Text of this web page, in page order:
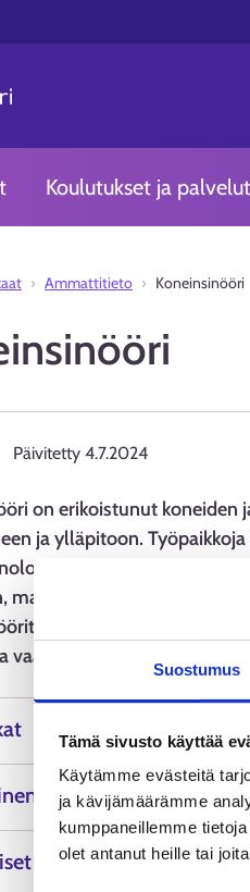
Suostumus
Tämä sivusto käyttää
Käytämme evästeitä
ja kävijämäärämme
kumppaneillemme
olet antanut heille tai
Koulutukset ja palvelut
Ammattitieto Koneinsinööri
Päivitetty 4.7.2024
on erikoistunut
ja ylläpitoon.
tehtävissä.
materiaalien valinta,
voivat myös osallistua
vaaditaan teknisen
taidot ja
tiedot